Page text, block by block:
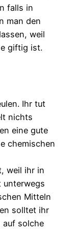
falls in
man den
weil
giftig ist.
Ihr tut
nichts
eine gute
chemischen
weil ihr in
unterwegs
Mitteln
solltet ihr
auf solche